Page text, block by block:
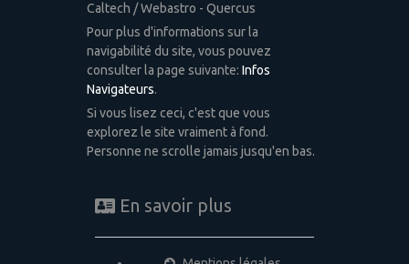
Caltech / Webastro - Quercus
Pour plus d'informations sur la
navigabilité du site, vous pouvez
consulter la page suivante: Infos
Navigateurs.
Si vous lisez ceci, c'est que vous
explorez le site vraiment à fond.
Personne ne scrolle jamais jusqu'en bas.
En savoir plus